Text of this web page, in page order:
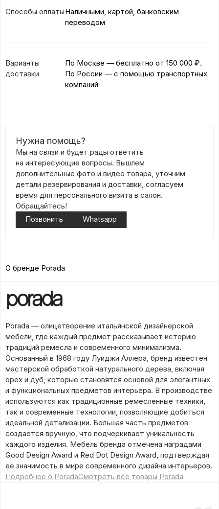
Способы оплатыНаличными, картой, банковским
переводом
Варианты
доставки
По Москве — бесплатно от 150 000 ₽.
По России — с помощью транспортных
компаний
Нужна помощь?
Мы на связи и будет рады ответить
на интересующие вопросы. Вышлем
дополнительные фото и видео товара, уточним
детали резервирования и доставки, согласуем
время для персонального визита в салон.
Обращайтесь!
Позвонить
Whatsapp
О бренде Porada
Porada — олицетворение итальянской дизайнерской
мебели, где каждый предмет рассказывает историю
традиций ремесла и современного минимализма.
Основанный в 1968 году Луиджи Аллера, бренд известен
мастерской обработкой натурального дерева, включая
орех и дуб, которые становятся основой для элегантных
и функциональных предметов интерьера. В производстве
используются как традиционные ремесленные техники,
так и современные технологии, позволяющие добиться
идеальной детализации. Большая часть предметов
создаётся вручную, что подчеркивает уникальность
каждого изделия. Мебель бренда отмечена наградами
Good Design Award и Red Dot Design Award, подтверждая
её значимость в мире современного дизайна интерьеров.
Подробнее о PoradaСмотреть все товары Porada